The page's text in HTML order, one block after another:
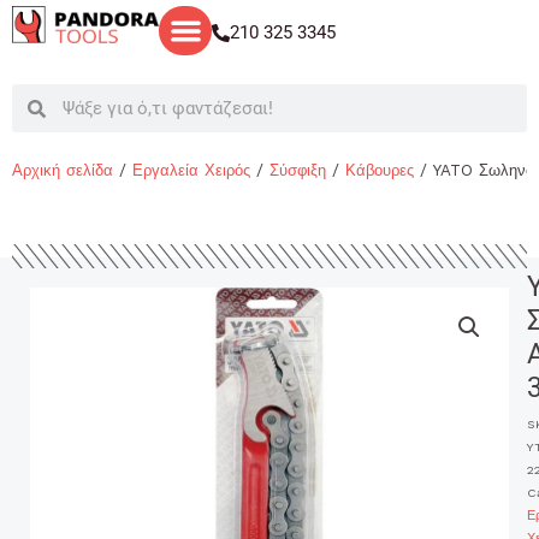
Μετάβαση
στο
210 325 3345
SearchSearch
Αρχική σελίδα / Εργαλεία Χειρός / Σύσφιξη / Κάβουρες / YATO